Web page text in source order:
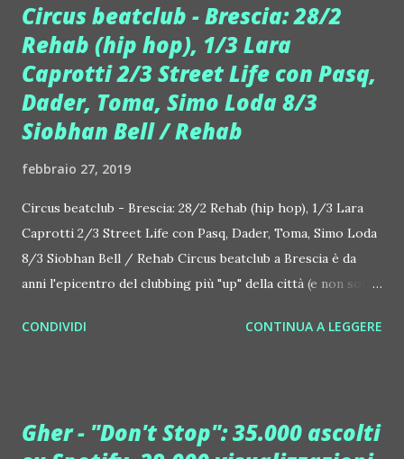
mentre sabato 2 marzo è protagonista musicale di un vip
party a Barcellona. La sua settimana, come sempre molto,
molto impegnativa, si chiude con un altro dj set al Canteen,
ancora a Milano. Come fa Ben a tenere un ritmo simile?
Semplice, si allena ovunque e molto. Seguirlo sui social è
una costante sferzata d'energia. E che succede dal punto di
vista discografico? Ben DJ continua a regalare emozioni a
Circus beatclub - Brescia: 28/2
Rehab (hip hop), 1/3 Lara
Caprotti 2/3 Street Life con Pasq,
Dader, Toma, Simo Loda 8/3
Siobhan Bell / Rehab
febbraio 27, 2019
Circus beatclub - Brescia: 28/2 Rehab (hip hop), 1/3 Lara
Caprotti 2/3 Street Life con Pasq, Dader, Toma, Simo Loda
8/3 Siobhan Bell / Rehab Circus beatclub a Brescia è da
anni l'epicentro del clubbing più "up" della città (e non solo).
uno degli appuntamenti hip hop ormai più consolidati in
e BigTizz, mentre è già confermata per giovedì 7 marzo la
CONDIVIDI CONTINUA A LEGGERE
Gher - "Don't Stop": 35.000 ascolti